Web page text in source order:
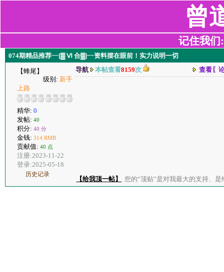
曾
记住我们
074期精品推荐~~[▓ Ⅵ 合▓]~~资料摆在眼前！实力说明一切
【蜂尾】
级别: 新手
上路
精华: 0
发帖: 40
积分: 40 分
金钱: 314 RMB
贡献值: 40 点
注册:2023-11-22
登录:2025-05-18
历史记录
导航 本帖查看8159次 查看〖
【给我顶一帖】 您的“顶贴”是对我最大的支持、